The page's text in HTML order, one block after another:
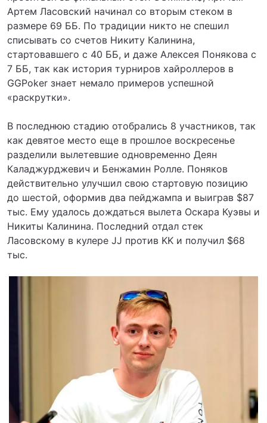
Артем Ласовский начинал со вторым стеком в
размере 69 ББ. По традиции никто не спешил
списывать со счетов Никиту Калинина,
стартовавшего с 40 ББ, и даже Алексея Понякова с
7 ББ, так как история турниров хайроллеров в
GGPoker знает немало примеров успешной
«раскрутки».
В последнюю стадию отобрались 8 участников, так
как девятое место еще в прошлое воскресенье
разделили вылетевшие одновременно Деян
Каладжурджевич и Бенжамин Ролле. Поняков
действительно улучшил свою стартовую позицию
до шестой, оформив два пейджампа и выиграв $87
тыс. Ему удалось дождаться вылета Оскара Куэвы и
Никиты Калинина. Последний отдал стек
Ласовскому в кулере JJ против KK и получил $68
тыс.